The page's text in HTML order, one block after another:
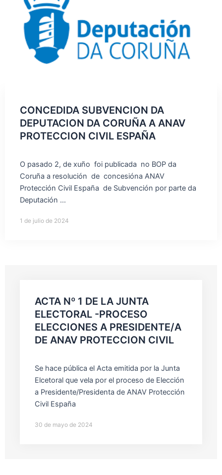
CONCEDIDA SUBVENCION DA
DEPUTACION DA CORUÑA A ANAV
PROTECCION CIVIL ESPAÑA
O pasado 2, de xuño foi publicada no BOP da
Coruña a resolución de concesióna ANAV
Protección Civil España de Subvención por parte da
Deputación ...
1 de julio de 2024
ACTA Nº 1 DE LA JUNTA
ELECTORAL -PROCESO
ELECCIONES A PRESIDENTE/A
DE ANAV PROTECCION CIVIL
Se hace pública el Acta emitida por la Junta
Elcetoral que vela por el proceso de Elección
a Presidente/Presidenta de ANAV Protección
Civil España
30 de mayo de 2024